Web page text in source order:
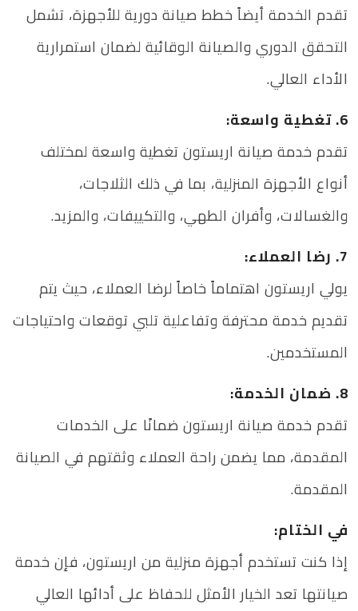
تقدم الخدمة أيضاً خطط صيانة دورية للأجهزة، تشمل
التحقق الدوري والصيانة الوقائية لضمان استمرارية
الأداء العالي.
6. تغطية واسعة:
تقدم خدمة صيانة اريستون تغطية واسعة لمختلف
أنواع الأجهزة المنزلية، بما في ذلك الثلاجات،
والغسالات، وأفران الطهي، والتكييفات، والمزيد.
7. رضا العملاء:
يولي اريستون اهتماماً خاصاً لرضا العملاء، حيث يتم
تقديم خدمة محترفة وتفاعلية تلبي توقعات واحتياجات
المستخدمين.
8. ضمان الخدمة:
تقدم خدمة صيانة اريستون ضمانًا على الخدمات
المقدمة، مما يضمن راحة العملاء وثقتهم في الصيانة
المقدمة.
في الختام:
إذا كنت تستخدم أجهزة منزلية من اريستون، فإن خدمة
صيانتها تعد الخيار الأمثل للحفاظ على أدائها العالي